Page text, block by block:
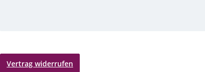
Vertrag widerrufen